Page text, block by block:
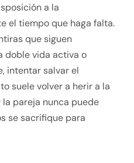
a la
el tiempo que haga falta.
que siguen
doble vida activa o
intentar salvar el
suele volver a herir a la
pareja nunca puede
se sacrifique para